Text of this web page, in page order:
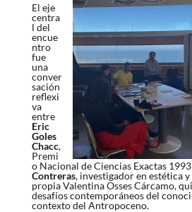
El eje
centra
l del
encue
ntro
fue
una
conver
sación
reflexi
va
entre
Eric
Goles
Chacc,
Premi
o Nacional de Ciencias Exactas
Contreras, investigador en estética
propia Valentina Osses Cárcamo,
desafíos contemporáneos del
contexto del Antropoceno.